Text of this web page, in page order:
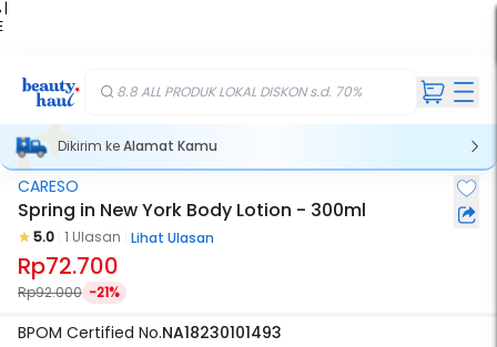
|
8.8 ALL PRODUK LOKAL DISKON s.d. 70%
Dikirim keAlamat Kamu
CARESO
Spring in New York Body Lotion - 300ml
5.0 1 Ulasan Lihat Ulasan
Rp72.700
Rp92.000 -21%
BPOM Certified No.NA18230101493